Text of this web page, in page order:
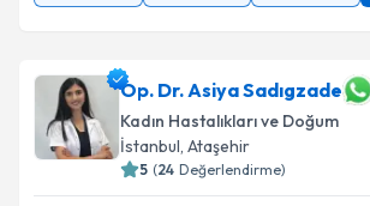
Op. Dr. Asiya Sadıgzade
Kadın Hastalıkları ve Doğum
İstanbul, Ataşehir
5 (24 Değerlendirme)